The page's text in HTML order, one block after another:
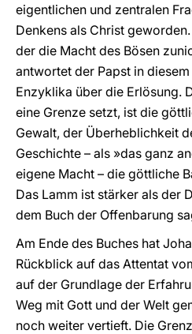
eigentlichen und zentralen
Denkens als Christ
der die Macht des Bösen
antwortet der Papst in
Enzyklika über die Erlösung.
eine Grenze setzt, ist die
Gewalt, der Überheblichkeit
Geschichte – als »das ganz
eigene Macht – die göttliche
Das Lamm ist stärker als der
dem Buch der Offenbarung
Am Ende des Buches hat
Rückblick auf das Attentat
auf der Grundlage der
Weg mit Gott und der Welt
noch weiter vertieft. Die